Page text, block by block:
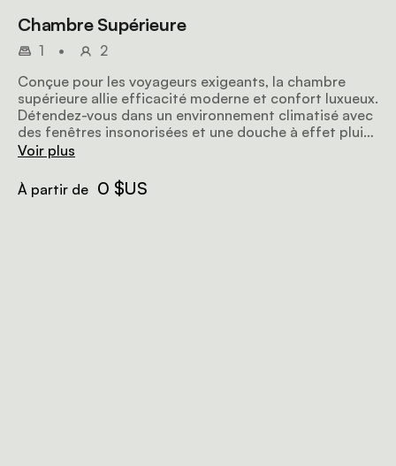
Chambre Supérieure
1 •
2
Conçue pour les voyageurs exigeants, la chambre
supérieure allie efficacité moderne et confort luxueux.
Détendez-vous dans un environnement climatisé avec
des fenêtres insonorisées et une douche à effet pluie
rafraîchissante, pour passer une bonne nuit de
Voir plus
À partir de 0 $US